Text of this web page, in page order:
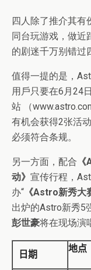
四人除了推介其有
同台玩游戏，做近
的剧迷千万别错过
值得一提的是，
用戶只要在6月24
站 （
有机会获得2张活
必须符合条规。
另一方面，配合
动》 宣传行程，
办“ 《Astro新秀大
出炉的Astro新秀5
彭世豪将在现场演
日期
地点